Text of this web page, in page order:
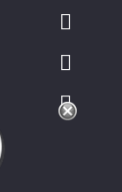


